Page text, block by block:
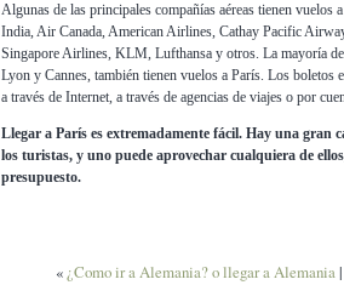
Algunas de las principales compañías aéreas tienen
India, Air Canada, American Airlines, Cathay Pacific
Singapore Airlines, KLM, Lufthansa y otros. La mayoría
Lyon y Cannes, también tienen vuelos a París. Los boletos
a través de Internet, a través de agencias de viajes o por
Llegar a París es extremadamente fácil. Hay una gran
los turistas, y uno puede aprovechar cualquiera de
presupuesto.
« ¿Como ir a Alemania? o llegar a Alemania|